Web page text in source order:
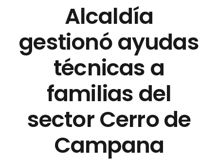
Alcaldía
gestionó ayudas
técnicas a
familias del
sector Cerro de
Campana